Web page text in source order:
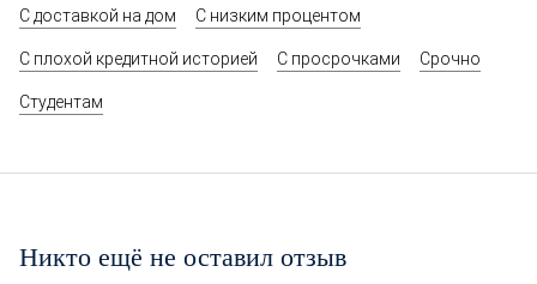
С доставкой на дом С низким процентом
С плохой кредитной историей С просрочками Срочно
Студентам
Никто ещё не оставил отзыв